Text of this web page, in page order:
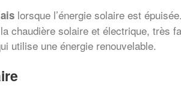
lorsque l’énergie solaire est
chaudière solaire et électrique, très
utilise une énergie renouvelable.